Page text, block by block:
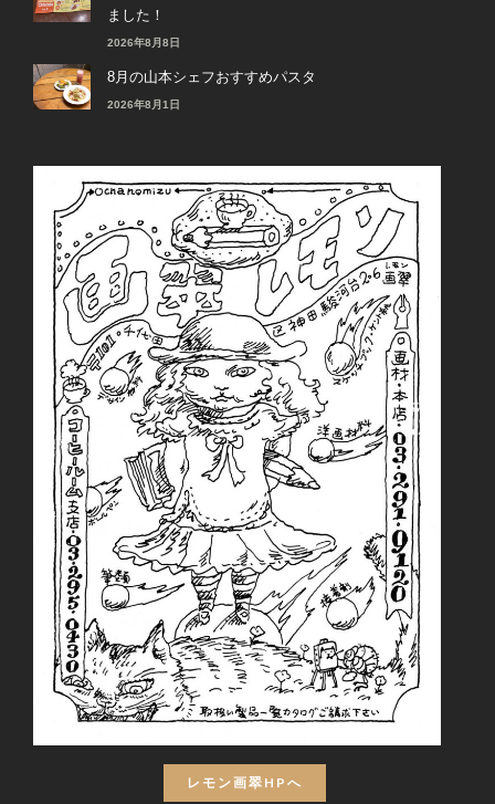
ました！
2026年8月8日
8月の山本シェフおすすめパスタ
2026年8月1日
レモン画翠HPへ